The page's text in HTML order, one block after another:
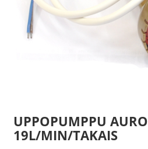
UPPOPUMPPU AURO
19L/MIN/TAKAIS